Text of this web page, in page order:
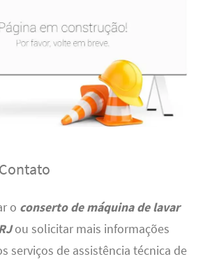
o conserto de máquina de lavar
ou solicitar mais informações
serviços de assistência técnica de